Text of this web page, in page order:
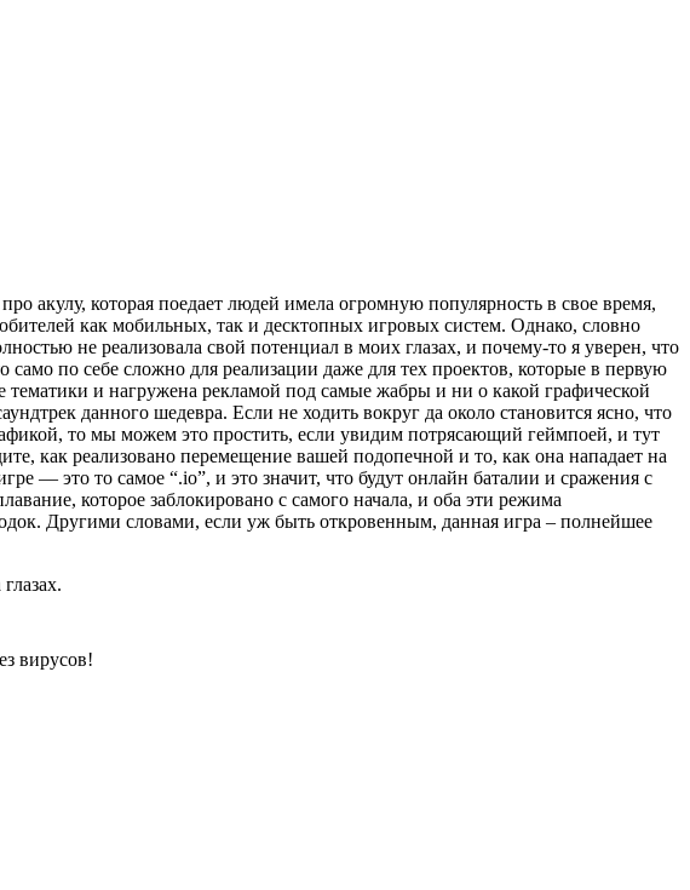
акулу, которая поедает людей имела огромную популярность в свое время,
как мобильных, так и десктопных игровых систем. Однако, словно
не реализовала свой потенциал в моих глазах, и почему-то я уверен, что
по себе сложно для реализации даже для тех проектов, которые в первую
тематики и нагружена рекламой под самые жабры и ни о какой графической
данного шедевра. Если не ходить вокруг да около становится ясно, что
то мы можем это простить, если увидим потрясающий геймпоей, и тут
как реализовано перемещение вашей подопечной и то, как она нападает на
— это то самое “.io”, и это значит, что будут онлайн баталии и сражения с
которое заблокировано с самого начала, и оба эти режима
Другими словами, если уж быть откровенным, данная игра – полнейшее
вирусов!